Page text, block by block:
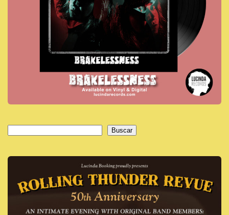
Buscar